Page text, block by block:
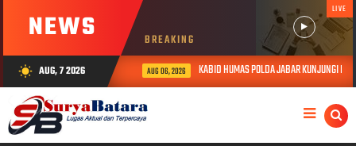
NEWS BREAKING
LIVE
wb_sunny AUG, 7 2026 AUG 06, 2026 KABID HUMAS POLDA JABAR KUNJUNGI